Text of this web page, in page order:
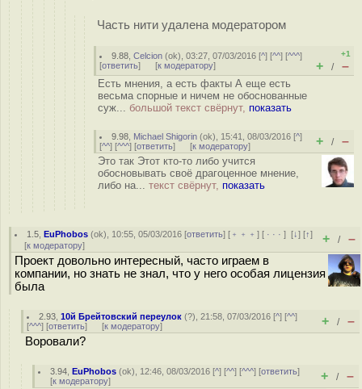
Часть нити удалена модератором
9.88 ,Celcion (ok), 03:27, 07/03/2016 [^] [^^] [^^^]
[ответить] [к модератору]
+1
+ / –
Есть мнения, а есть факты А еще есть
весьма спорные и ничем не обоснованные
суж... большой текст свёрнут, показать
9.98 Michael Shigorin (ok), 15:41, 08/03/2016 [^]
[^^] [^^^] [ответить] [к модератору] + / –
Это так Этот кто-то либо учится
обосновывать своё драгоценное мнение,
либо на... текст свёрнут, показать
1.5 ,EuPhobos (ok), 10:55, 05/03/2016 [ответить] [ ﹢﹢﹢] [ · · ·][↓] [↑]
[к модератору] + / –
Проект довольно интересный, часто играем в
компании, но знать не знал, что у него особая лицензия
была
2.93 ,10й Брейтовский переулок (?), 21:58, 07/03/2016 [^] [^^]
[^^^] [ответить] [к модератору] + / –
Воровали?
3.94 ,EuPhobos (ok), 12:46, 08/03/2016 [^] [^^] [^^^] [ответить]
[к модератору] + / –